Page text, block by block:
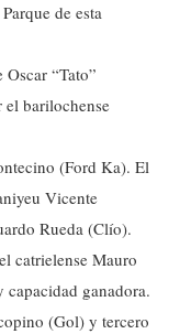
de esta
“Tato”
barilochense
(Ford Ka). El
Vicente
Rueda (Clío).
catrielense Mauro
ganadora.
(Gol) y tercero